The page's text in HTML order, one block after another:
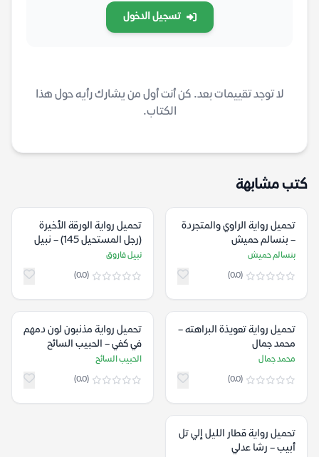
تسجيل الدخول
لا توجد تقييمات بعد. كن أنت أول من يشارك رأيه حول هذا
الكتاب.
كتب مشابهة
تحميل رواية الراوي والمتجردة
– بنسالم حميش
بنسالم حميش
(0.0)
تحميل رواية الورقة الأخيرة
(رجل المستحيل 145) – نبيل
فاروق
نبيل فاروق
(0.0)
تحميل رواية تعويذة البراهته –
محمد جمال
محمد جمال
(0.0)
تحميل رواية مذنبون لون دمهم
في كفي – الحبيب السائح
الحبيب السائح
(0.0)
تحميل رواية قطار الليل إلي تل
أبيب – رشا عدلي